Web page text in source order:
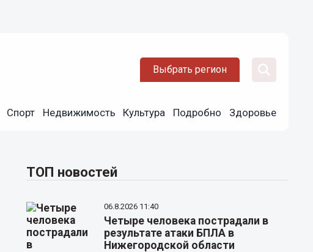
Выбрать регион
Спорт Недвижимость Культура Подробно Здоровье
ТОП новостей
06.8.2026 11:40
Четыре человека пострадали в
результате атаки БПЛА в
Нижегородской области